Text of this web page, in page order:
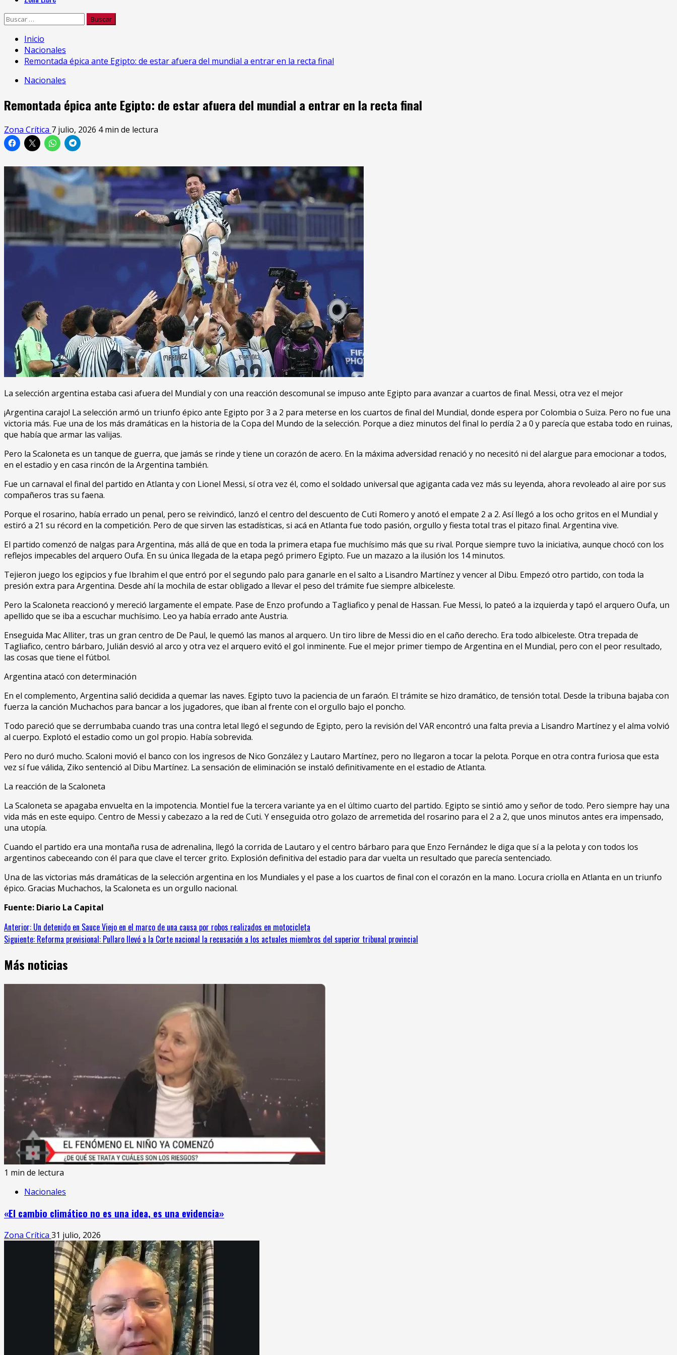
Buscar:
Inicio
Nacionales
Remontada épica ante Egipto: de estar afuera del mundial a entrar en la recta final
Nacionales
Remontada épica ante Egipto: de estar afuera del mundial a entrar en la recta final
Zona Crítica 7 julio, 2026 4 min de lectura
La selección argentina estaba casi afuera del Mundial y con una reacción descomunal se impuso ante Egipto para avanzar a cuartos de final. Messi, otra vez el mejor
¡Argentina carajo! La selección armó un triunfo épico ante Egipto por 3 a 2 para meterse en los cuartos de final del Mundial, donde espera por Colombia o Suiza. Pero no fue una
victoria más. Fue una de los más dramáticas en la historia de la Copa del Mundo de la selección. Porque a diez minutos del final lo perdía 2 a 0 y parecía que estaba todo en ruinas,
que había que armar las valijas.
Pero la Scaloneta es un tanque de guerra, que jamás se rinde y tiene un corazón de acero. En la máxima adversidad renació y no necesitó ni del alargue para emocionar a todos,
en el estadio y en casa rincón de la Argentina también.
Fue un carnaval el final del partido en Atlanta y con Lionel Messi, sí otra vez él, como el soldado universal que agiganta cada vez más su leyenda, ahora revoleado al aire por sus
compañeros tras su faena.
Porque el rosarino, había errado un penal, pero se reivindicó, lanzó el centro del descuento de Cuti Romero y anotó el empate 2 a 2. Así llegó a los ocho gritos en el Mundial y
estiró a 21 su récord en la competición. Pero de que sirven las estadísticas, si acá en Atlanta fue todo pasión, orgullo y fiesta total tras el pitazo final. Argentina vive.
El partido comenzó de nalgas para Argentina, más allá de que en toda la primera etapa fue muchísimo más que su rival. Porque siempre tuvo la iniciativa, aunque chocó con los
reflejos impecables del arquero Oufa. En su única llegada de la etapa pegó primero Egipto. Fue un mazazo a la ilusión los 14 minutos.
Tejieron juego los egipcios y fue Ibrahim el que entró por el segundo palo para ganarle en el salto a Lisandro Martínez y vencer al Dibu. Empezó otro partido, con toda la
presión extra para Argentina. Desde ahí la mochila de estar obligado a llevar el peso del trámite fue siempre albiceleste.
Pero la Scaloneta reaccionó y mereció largamente el empate. Pase de Enzo profundo a Tagliafico y penal de Hassan. Fue Messi, lo pateó a la izquierda y tapó el arquero Oufa, un
apellido que se iba a escuchar muchísimo. Leo ya había errado ante Austria.
Enseguida Mac Alliter, tras un gran centro de De Paul, le quemó las manos al arquero. Un tiro libre de Messi dio en el caño derecho. Era todo albiceleste. Otra trepada de
Tagliafico, centro bárbaro, Julián desvió al arco y otra vez el arquero evitó el gol inminente. Fue el mejor primer tiempo de Argentina en el Mundial, pero con el peor resultado,
las cosas que tiene el fútbol.
Argentina atacó con determinación
En el complemento, Argentina salió decidida a quemar las naves. Egipto tuvo la paciencia de un faraón. El trámite se hizo dramático, de tensión total. Desde la tribuna bajaba con
fuerza la canción Muchachos para bancar a los jugadores, que iban al frente con el orgullo bajo el poncho.
Todo pareció que se derrumbaba cuando tras una contra letal llegó el segundo de Egipto, pero la revisión del VAR encontró una falta previa a Lisandro Martínez y el alma volvió
al cuerpo. Explotó el estadio como un gol propio. Había sobrevida.
Pero no duró mucho. Scaloni movió el banco con los ingresos de Nico González y Lautaro Martínez, pero no llegaron a tocar la pelota. Porque en otra contra furiosa que esta
vez sí fue válida, Ziko sentenció al Dibu Martínez. La sensación de eliminación se instaló definitivamente en el estadio de Atlanta.
La reacción de la Scaloneta
La Scaloneta se apagaba envuelta en la impotencia. Montiel fue la tercera variante ya en el último cuarto del partido. Egipto se sintió amo y señor de todo. Pero siempre hay una
vida más en este equipo. Centro de Messi y cabezazo a la red de Cuti. Y enseguida otro golazo de arremetida del rosarino para el 2 a 2, que unos minutos antes era impensado,
una utopía.
Cuando el partido era una montaña rusa de adrenalina, llegó la corrida de Lautaro y el centro bárbaro para que Enzo Fernández le diga que sí a la pelota y con todos los
argentinos cabeceando con él para que clave el tercer grito. Explosión definitiva del estadio para dar vuelta un resultado que parecía sentenciado.
Una de las victorias más dramáticas de la selección argentina en los Mundiales y el pase a los cuartos de final con el corazón en la mano. Locura criolla en Atlanta en un triunfo
épico. Gracias Muchachos, la Scaloneta es un orgullo nacional.
Fuente: Diario La Capital
Sigue
leyendo
Anterior: Un detenido en Sauce Viejo en el marco de una causa por robos realizados en motocicleta
Siguiente: Reforma previsional: Pullaro llevó a la Corte nacional la recusación a los actuales miembros del superior tribunal provincial
Más noticias
1 min de lectura
Nacionales
«El cambio climático no es una idea, es una evidencia»
Zona Crítica 31 julio, 2026